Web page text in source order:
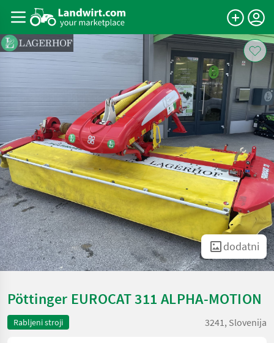
dodatni
Pöttinger EUROCAT 311 ALPHA-MOTION
Rabljeni stroji 3241, Slovenija